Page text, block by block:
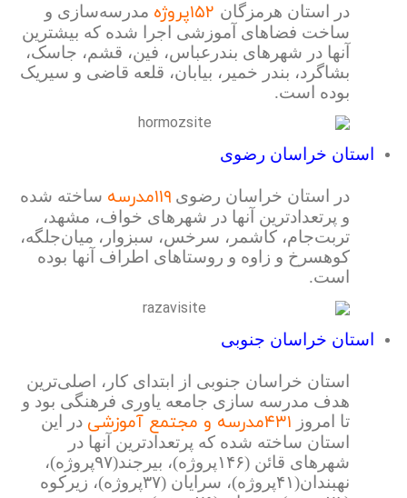
در استان هرمزگان
مدرسه‌سازی و
ساخت فضاهای آموزشی اجرا شده که بیشترین
آنها در شهرهای بندرعباس، فین، قشم، جاسک،
بشاگرد، بندر خمیر، بیابان، قلعه قاضی و سیریک
بوده است.
استان خراسان رضوی
در استان خراسان رضوی ۱۱۹مدرسه
ساخته شده
و پرتعدادترین آنها در شهرهای خواف، مشهد،
تربت‌جام، کاشمر، سرخس، سبزوار، میان‌جلگه،
کوهسرخ و زاوه و روستاهای اطراف آنها بوده
است.
استان خراسان جنوبی
استان خراسان جنوبی از ابتدای کار، اصلی‌ترین
هدف مدرسه سازی جامعه یاوری فرهنگی بود و
تا امروز ۴۳۱مدرسه و مجتمع آموزشی
در این
استان ساخته شده که پرتعدادترین آنها در
شهرهای قائن (۱۴۶پروژه)، بیرجند(۹۷پروژه)،
نهبندان(۴۱پروژه)، سرایان (۳۷پروژه)، زیرکوه